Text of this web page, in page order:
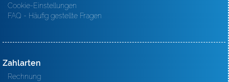
Cookie-Einstellungen
FAQ - Häufig gestellte Fragen
Zahlarten
Rechnung